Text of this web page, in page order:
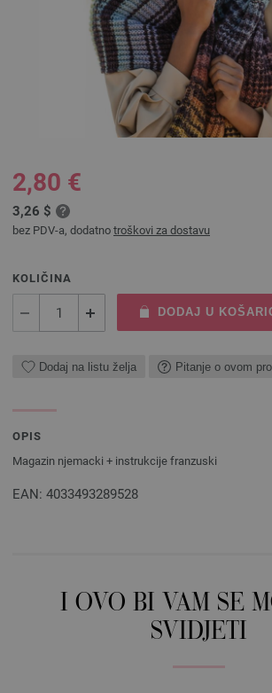
2,80 €
3,26 $
bez PDV-a, dodatno troškovi za dostavu
KOLIČINA
DODAJ U
Dodaj na listu želja Pitanje o ovom
OPIS
Magazin njemacki + instrukcije franzuski
EAN: 4033493289528
I OVO BI VAM SE
SVIDJETI